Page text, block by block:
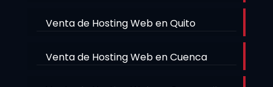
Venta de Hosting Web en Quito
Venta de Hosting Web en Cuenca